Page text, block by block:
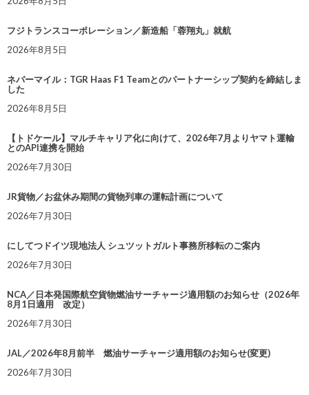
フジトランスコーポレーション／新造船「蓉翔丸」就航
2026年8月5日
ネバーマイル：TGR Haas F1 Teamとのパートナーシップ契約を締結しま
した
2026年8月5日
【トドケール】マルチキャリア化に向けて、2026年7月よりヤマト運輸
とのAPI連携を開始
2026年7月30日
JR貨物／お盆休み期間の貨物列車の運転計画について
2026年7月30日
にしてつドイツ現地法人 シュツットガルト事務所移転のご案内
2026年7月30日
NCA／日本発国際航空貨物燃油サーチャージ適用額のお知らせ（2026年
8月1日適用 改定）
2026年7月30日
JAL／2026年8月前半 燃油サーチャージ適用額のお知らせ(変更)
2026年7月30日